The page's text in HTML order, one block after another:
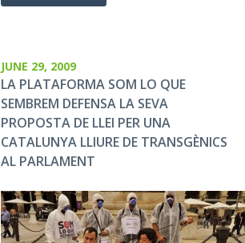
JUNE 29, 2009
LA PLATAFORMA SOM LO QUE
SEMBREM DEFENSA LA SEVA
PROPOSTA DE LLEI PER UNA
CATALUNYA LLIURE DE TRANSGÈNICS
AL PARLAMENT